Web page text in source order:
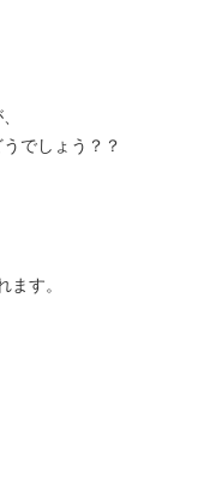
でしょう？？
ます。